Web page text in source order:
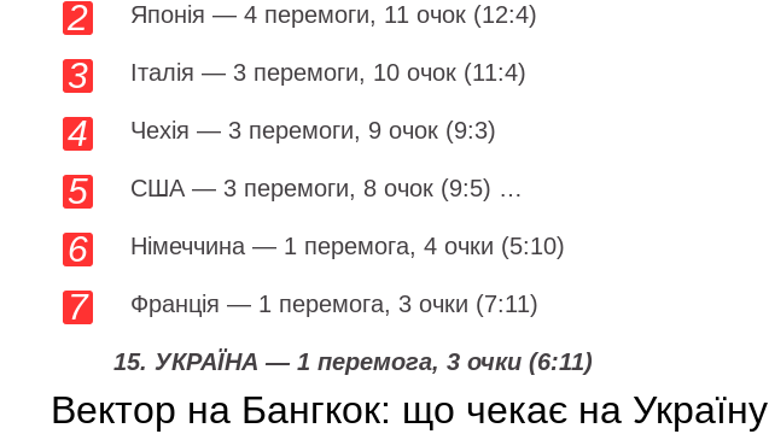
Японія — 4 перемоги, 11 очок (12:4)
Італія — 3 перемоги, 10 очок (11:4)
Чехія — 3 перемоги, 9 очок (9:3)
США — 3 перемоги, 8 очок (9:5) …
Німеччина — 1 перемога, 4 очки (5:10)
Франція — 1 перемога, 3 очки (7:11)
15. УКРАЇНА — 1 перемога, 3 очки (6:11)
Вектор на Бангкок: що чекає на Україну